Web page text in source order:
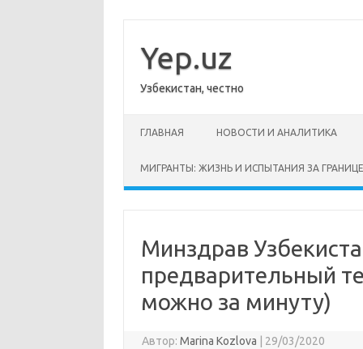
содержимому
Yep.uz
Узбекистан, честно
ГЛАВНАЯ НОВОСТИ И АНАЛИТИКА
МИГРАНТЫ: ЖИЗНЬ И ИСПЫТАНИЯ ЗА
Минздрав
предварительный
можно за минуту)
Автор: Marina Kozlova 29/03/2020